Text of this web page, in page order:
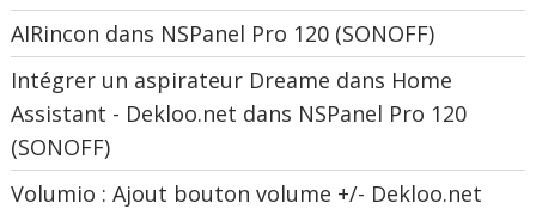
AIRincon dans NSPanel Pro 120 (SONOFF)
Intégrer un aspirateur Dreame dans Home
Assistant - Dekloo.net dans NSPanel Pro 120
(SONOFF)
Volumio : Ajout bouton volume +/- Dekloo.net